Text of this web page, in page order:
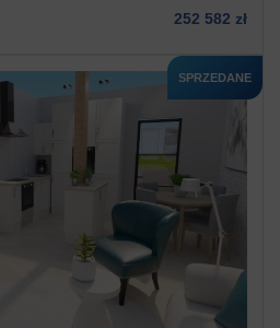
252 582 zł
SPRZEDANE